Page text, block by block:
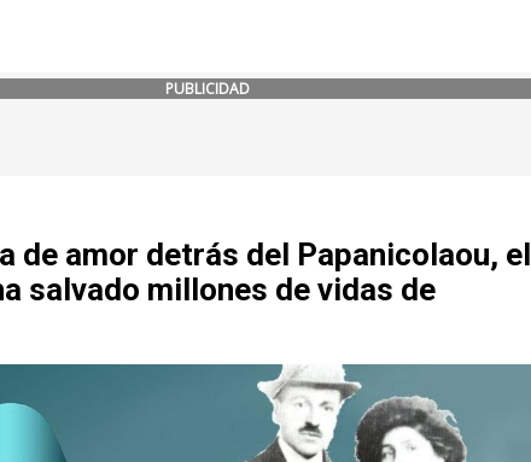
PUBLICIDAD
de amor detrás del Papanicolaou, el
salvado millones de vidas de